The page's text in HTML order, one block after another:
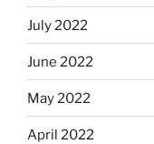
July 2022
June 2022
May 2022
April 2022